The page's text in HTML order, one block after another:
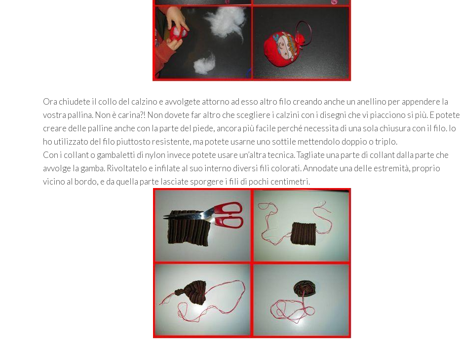
Ora chiudete il collo del calzino e avvolgete attorno ad esso altro filo creando anche un anellino per appendere la
vostra pallina. Non è carina?! Non dovete far altro che scegliere i calzini con i disegni che vi piacciono si più. E potete
creare delle palline anche con la parte del piede, ancora più facile perché necessita di una sola chiusura con il filo. Io
ho utilizzato del filo piuttosto resistente, ma potete usarne uno sottile mettendolo doppio o triplo.
Con i collant o gambaletti di nylon invece potete usare un’altra tecnica. Tagliate una parte di collant dalla parte che
avvolge la gamba. Rivoltatelo e infilate al suo interno diversi fili colorati. Annodate una delle estremità, proprio
vicino al bordo, e da quella parte lasciate sporgere i fili di pochi centimetri.